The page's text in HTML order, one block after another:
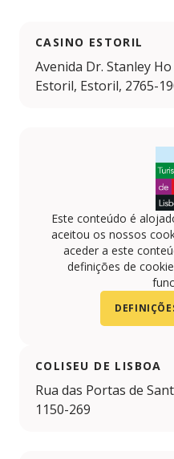
CASINO ESTORIL
Avenida Dr. Stanley
Estoril, Estoril, 2765-
Este conteúdo é
aceitou os nossos
aceder a este
definições de
COLISEU DE LISBOA
Rua das Portas de
1150-269